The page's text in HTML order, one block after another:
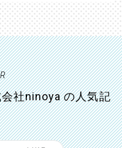
社ninoya の人気記